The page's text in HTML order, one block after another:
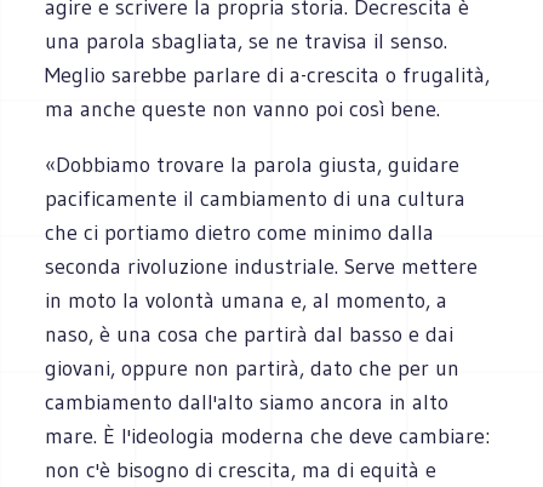
agire e scrivere la propria storia. Decrescita è
una parola sbagliata, se ne travisa il senso.
Meglio sarebbe parlare di a-crescita o frugalità,
ma anche queste non vanno poi così bene.
«Dobbiamo trovare la parola giusta, guidare
pacificamente il cambiamento di una cultura
che ci portiamo dietro come minimo dalla
seconda rivoluzione industriale. Serve mettere
in moto la volontà umana e, al momento, a
naso, è una cosa che partirà dal basso e dai
giovani, oppure non partirà, dato che per un
cambiamento dall'alto siamo ancora in alto
mare. È l'ideologia moderna che deve cambiare:
non c'è bisogno di crescita, ma di equità e